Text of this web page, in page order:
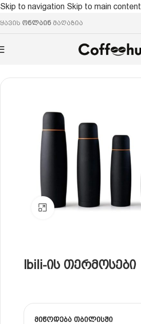
Skip to navigation Skip to main content
ყავის ონლაინ მაღაზია
Click to enlarge
Ibili-ის თერმოსები
მიწოდება თბილისში